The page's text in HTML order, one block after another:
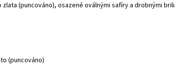
zlata (puncováno), osazené oválnými safíry a drobnými
(puncováno)